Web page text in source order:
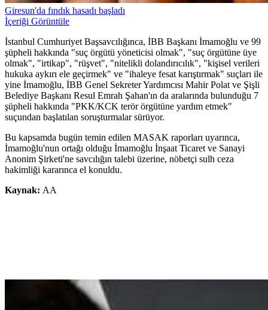
Giresun'da fındık hasadı başladı
İçeriği Görüntüle
İstanbul Cumhuriyet Başsavcılığınca, İBB Başkanı İmamoğlu ve 99
şüpheli hakkında "suç örgütü yöneticisi olmak", "suç örgütüne üye
olmak", "irtikap", "rüşvet", "nitelikli dolandırıcılık", "kişisel verileri
hukuka aykırı ele geçirmek" ve "ihaleye fesat karıştırmak" suçları ile
yine İmamoğlu, İBB Genel Sekreter Yardımcısı Mahir Polat ve Şişli
Belediye Başkanı Resul Emrah Şahan'ın da aralarında bulunduğu 7
şüpheli hakkında "PKK/KCK terör örgütüne yardım etmek"
suçundan başlatılan soruşturmalar sürüyor.
Bu kapsamda bugün temin edilen MASAK raporları uyarınca,
İmamoğlu'nun ortağı olduğu İmamoğlu İnşaat Ticaret ve Sanayi
Anonim Şirketi'ne savcılığın talebi üzerine, nöbetçi sulh ceza
hakimliği kararınca el konuldu.
Kaynak: AA